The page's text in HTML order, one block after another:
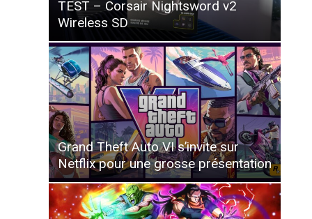
TEST – Corsair Nightsword v2
Wireless SD
Grand Theft Auto VI s’invite sur
Netflix pour une grosse présentation